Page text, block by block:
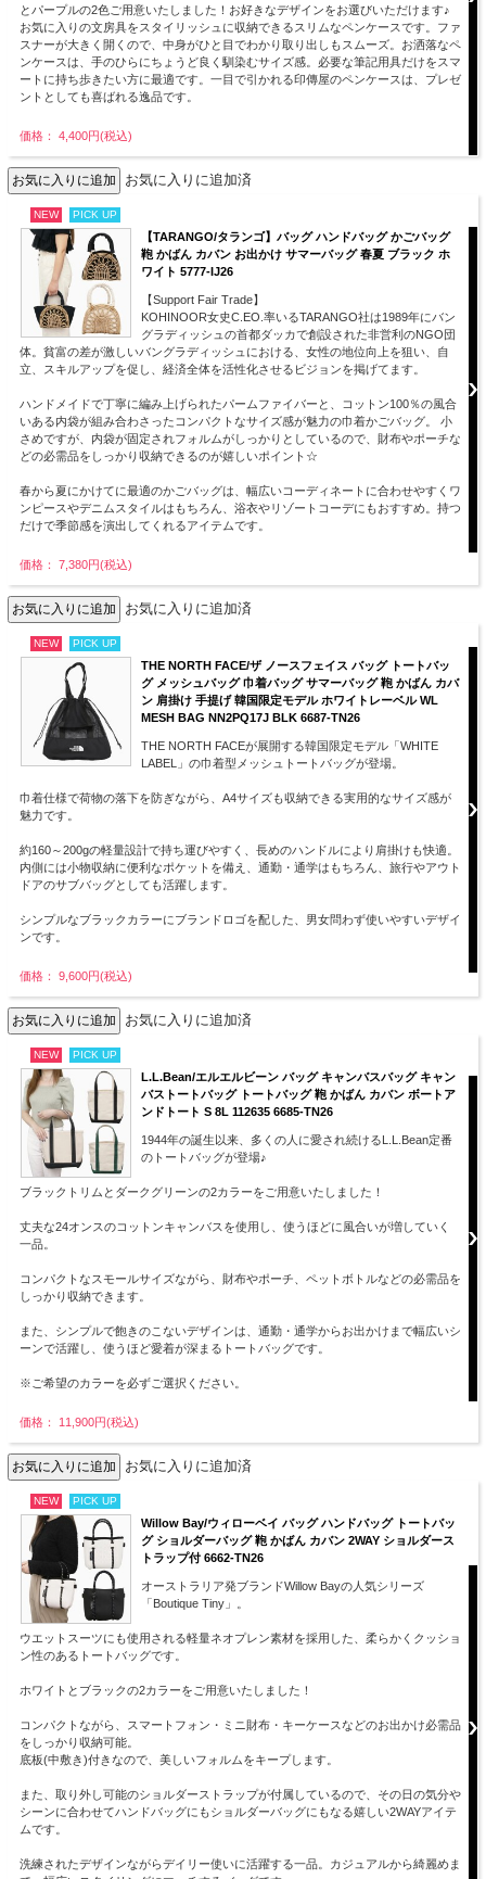
とパープルの2色ご用意いたしました！お好きなデザインをお選びいただけます♪
お気に入りの文房具をスタイリッシュに収納できるスリムなペンケースです。ファ
スナーが大きく開くので、中身がひと目でわかり取り出しもスムーズ。お洒落なペ
ンケースは、手のひらにちょうど良く馴染むサイズ感。必要な筆記用具だけをスマ
ートに持ち歩きたい方に最適です。一目で引かれる印傳屋のペンケースは、プレゼ
ントとしても喜ばれる逸品です。
価格： 4,400円(税込)
お気に入りに追加済
NEW PICK UP
【TARANGO/タランゴ】バッグ ハンドバッグ かごバッグ
鞄 かばん カバン お出かけ サマーバッグ 春夏 ブラック ホ
ワイト 5777-IJ26
【Support Fair Trade】
KOHINOOR女史C.EO.率いるTARANGO社は1989年にバン
グラディッシュの首都ダッカで創設された非営利のNGO団
体。貧富の差が激しいバングラディッシュにおける、女性の地位向上を狙い、自
立、スキルアップを促し、経済全体を活性化させるビジョンを掲げてます。
ハンドメイドで丁寧に編み上げられたパームファイバーと、コットン100％の風合
いある内袋が組み合わさったコンパクトなサイズ感が魅力の巾着かごバッグ。 小
さめですが、内袋が固定されフォルムがしっかりとしているので、財布やポーチな
どの必需品をしっかり収納できるのが嬉しいポイント☆
春から夏にかけてに最適のかごバッグは、幅広いコーディネートに合わせやすくワ
ンピースやデニムスタイルはもちろん、浴衣やリゾートコーデにもおすすめ。持つ
だけで季節感を演出してくれるアイテムです。
価格： 7,380円(税込)
お気に入りに追加済
NEW PICK UP
THE NORTH FACE/ザ ノースフェイス バッグ トートバッ
グ メッシュバッグ 巾着バッグ サマーバッグ 鞄 かばん カバ
ン 肩掛け 手提げ 韓国限定モデル ホワイトレーベル WL
MESH BAG NN2PQ17J BLK 6687-TN26
THE NORTH FACEが展開する韓国限定モデル「WHITE
LABEL」の巾着型メッシュトートバッグが登場。
巾着仕様で荷物の落下を防ぎながら、A4サイズも収納できる実用的なサイズ感が
魅力です。
約160～200gの軽量設計で持ち運びやすく、長めのハンドルにより肩掛けも快適。
内側には小物収納に便利なポケットを備え、通勤・通学はもちろん、旅行やアウト
ドアのサブバッグとしても活躍します。
シンプルなブラックカラーにブランドロゴを配した、男女問わず使いやすいデザイ
ンです。
価格： 9,600円(税込)
お気に入りに追加済
NEW PICK UP
L.L.Bean/エルエルビーン バッグ キャンバスバッグ キャン
バストートバッグ トートバッグ 鞄 かばん カバン ボートア
ンドトート S 8L 112635 6685-TN26
1944年の誕生以来、多くの人に愛され続けるL.L.Bean定番
のトートバッグが登場♪
ブラックトリムとダークグリーンの2カラーをご用意いたしました！
丈夫な24オンスのコットンキャンバスを使用し、使うほどに風合いが増していく
一品。
コンパクトなスモールサイズながら、財布やポーチ、ペットボトルなどの必需品を
しっかり収納できます。
また、シンプルで飽きのこないデザインは、通勤・通学からお出かけまで幅広いシ
ーンで活躍し、使うほど愛着が深まるトートバッグです。
※ご希望のカラーを必ずご選択ください。
価格： 11,900円(税込)
お気に入りに追加済
NEW PICK UP
Willow Bay/ウィローベイ バッグ ハンドバッグ トートバッ
グ ショルダーバッグ 鞄 かばん カバン 2WAY ショルダース
トラップ付 6662-TN26
オーストラリア発ブランドWillow Bayの人気シリーズ
「Boutique Tiny」。
ウエットスーツにも使用される軽量ネオプレン素材を採用した、柔らかくクッショ
ン性のあるトートバッグです。
ホワイトとブラックの2カラーをご用意いたしました！
コンパクトながら、スマートフォン・ミニ財布・キーケースなどのお出かけ必需品
をしっかり収納可能。
底板(中敷き)付きなので、美しいフォルムをキープします。
また、取り外し可能のショルダーストラップが付属しているので、その日の気分や
シーンに合わせてハンドバッグにもショルダーバッグにもなる嬉しい2WAYアイテ
ムです。
洗練されたデザインながらデイリー使いに活躍する一品。カジュアルから綺麗めま